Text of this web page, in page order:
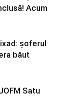
Acum
șoferul
băut
Satu